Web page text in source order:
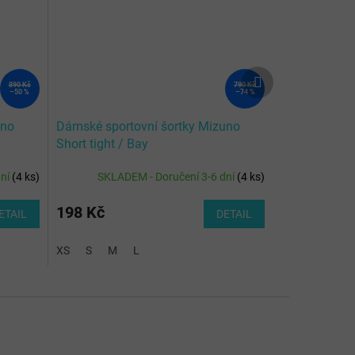
890 Kč
–50 %
(4 ks)
790 Kč
–74 %
Dámské sportovní šortky Mizuno
Short tight / Bay
SKLADEM - Doručení 3-6 dní(4 ks)
198 Kč DETAIL
XS S M L
produkt